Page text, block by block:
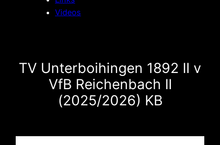
Videos
TV Unterboihingen 1892 II v
VfB Reichenbach II
(2025/2026) KB